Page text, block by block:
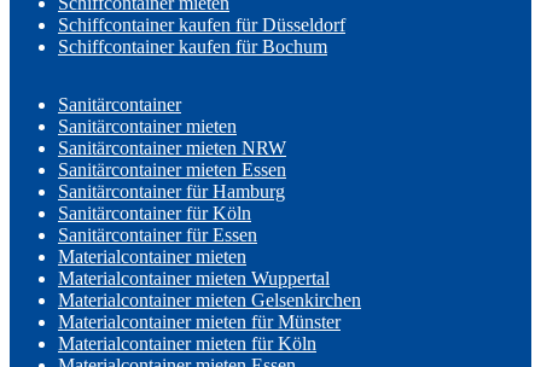
Schiffcontainer kaufen für Düsseldorf
Schiffcontainer kaufen für Bochum
Sanitärcontainer
Sanitärcontainer mieten
Sanitärcontainer mieten NRW
Sanitärcontainer mieten Essen
Sanitärcontainer für Hamburg
Sanitärcontainer für Köln
Sanitärcontainer für Essen
Materialcontainer mieten
Materialcontainer mieten Wuppertal
Materialcontainer mieten Gelsenkirchen
Materialcontainer mieten für Münster
Materialcontainer mieten für Köln